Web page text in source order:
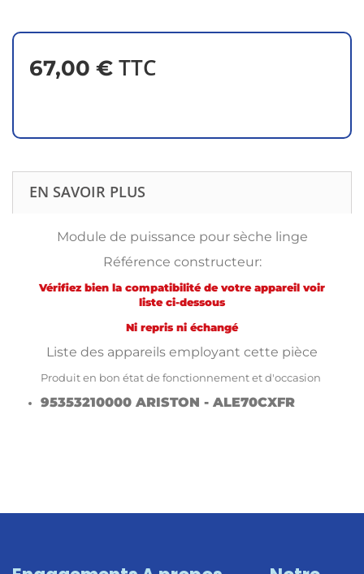
67,00 € TTC
EN SAVOIR PLUS
Module de puissance pour sèche linge
Référence constructeur:
Vérifiez bien la compatibilité de votre appareil voir
liste ci-dessous
Ni repris ni échangé
Liste des appareils employant cette pièce
Produit en bon état de fonctionnement et d'occasion
95353210000 ARISTON - ALE70CXFR